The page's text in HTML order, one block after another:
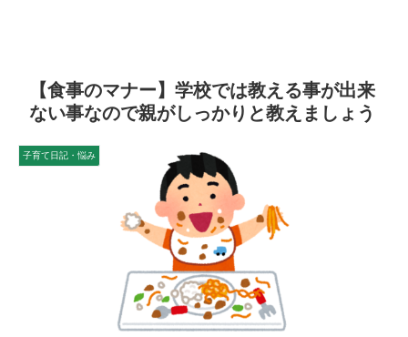
【食事のマナー】学校では教える事が出来
ない事なので親がしっかりと教えましょう
子育て日記・悩み